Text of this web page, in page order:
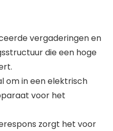
vergaderingen en
die een hoge
om in een elektrisch
voor het
zorgt het voor